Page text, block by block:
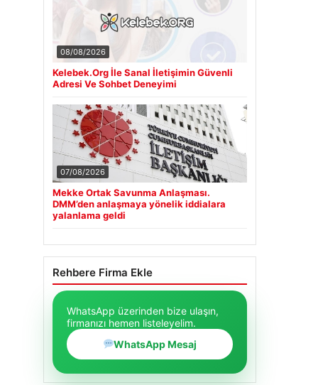
08/08/2026
Kelebek.Org İle Sanal İletişimin Güvenli
Adresi Ve Sohbet Deneyimi
07/08/2026
Mekke Ortak Savunma Anlaşması.
DMM’den anlaşmaya yönelik iddialara
yalanlama geldi
Rehbere Firma Ekle
WhatsApp üzerinden bize ulaşın,
firmanızı hemen listeleyelim.
WhatsApp Mesaj